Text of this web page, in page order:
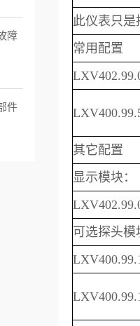
此仪表只
常用配置
其它配置
显示模块：
可选探头模
障
件